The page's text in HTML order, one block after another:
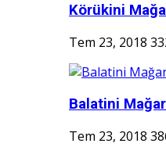
Körükini
Tem 23, 2018
Balatini
Tem 23, 2018